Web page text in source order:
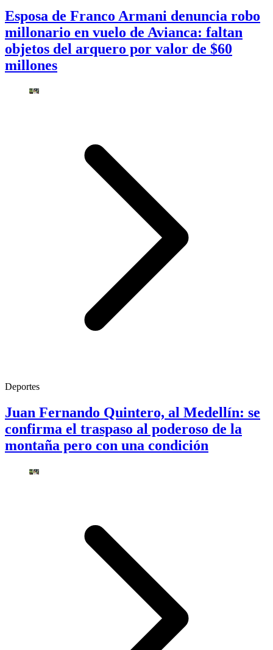
Esposa de Franco Armani denuncia robo
millonario en vuelo de Avianca: faltan
objetos del arquero por valor de $60
millones
Deportes
Juan Fernando Quintero, al Medellín: se
confirma el traspaso al poderoso de la
montaña pero con una condición